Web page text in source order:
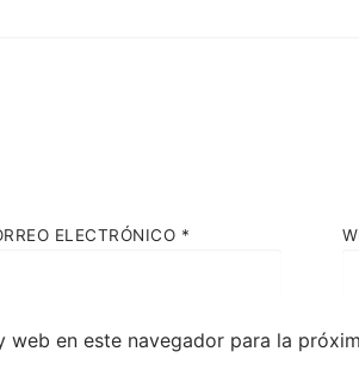
ELECTRÓNICO *
en este navegador para la